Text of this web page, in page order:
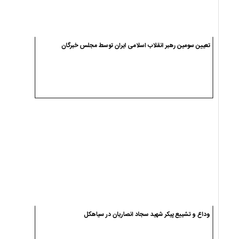
تعیین سومین رهبر انقلاب اسلامی ایران توسط مجلس خبرگان
وداع و تشییع پیکر شهید سجاد انصاریان در سیاهکل